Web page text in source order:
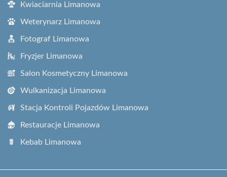
Kwiaciarnia Limanowa
Weterynarz Limanowa
Fotograf Limanowa
Fryzjer Limanowa
Salon Kosmetyczny Limanowa
Wulkanizacja Limanowa
Stacja Kontroli Pojazdów Limanowa
Restauracje Limanowa
Kebab Limanowa